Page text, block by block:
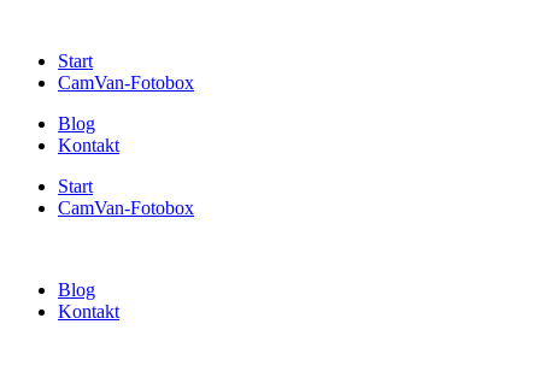
Start
CamVan-Fotobox
Blog
Kontakt
Start
CamVan-Fotobox
Blog
Kontakt